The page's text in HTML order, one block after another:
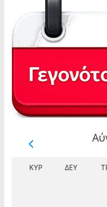
ΚΥΡ ΔΕΥ